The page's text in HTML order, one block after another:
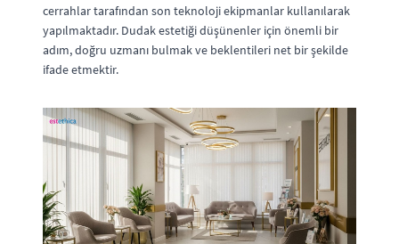
cerrahlar tarafından son teknoloji ekipmanlar kullanılarak
yapılmaktadır. Dudak estetiği düşünenler için önemli bir
adım, doğru uzmanı bulmak ve beklentileri net bir şekilde
ifade etmektir.